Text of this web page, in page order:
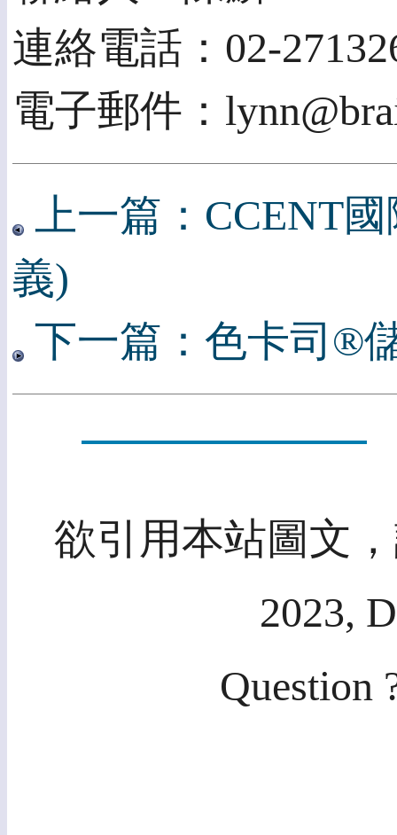
連絡電話：02-
電子郵件：
上一篇：CCENT
義)
下一篇：色卡司®
欲引用本站圖文
2023,
Question